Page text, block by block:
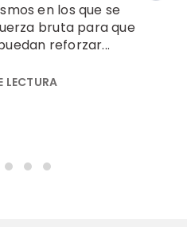
en los que se
bruta para que
reforzar...
LECTURA